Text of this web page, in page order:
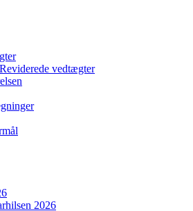
Reviderede vedtægter
2026